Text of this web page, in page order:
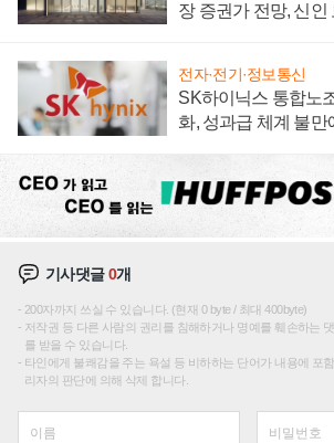
장 증권가 전망, 신인
전자·전기·정보통신
SK하이닉스 통합노
화, 성과급 체계 불만
기사댓글0개
200자까지 쓰실 수 있습니다. (현재 0 byte / 최대 400byte)
저작권 등 다른 사람의 권리를 침해하거나 명예를 훼손하는
를 받을 수 있습니다.
타인에게 불쾌감을 주는 욕설 등 비하하는 단어가 내용에 포
리자의 판단에 의해 삭제 합니다.